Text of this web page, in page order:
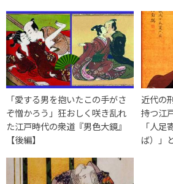
「愛する男を抱いたこの手がさ
ぞ憎かろう」狂おしく咲き乱れ
た江戸時代の衆道『男色大鏡』
【後編】
近代の
持つ江
「人
ば）」